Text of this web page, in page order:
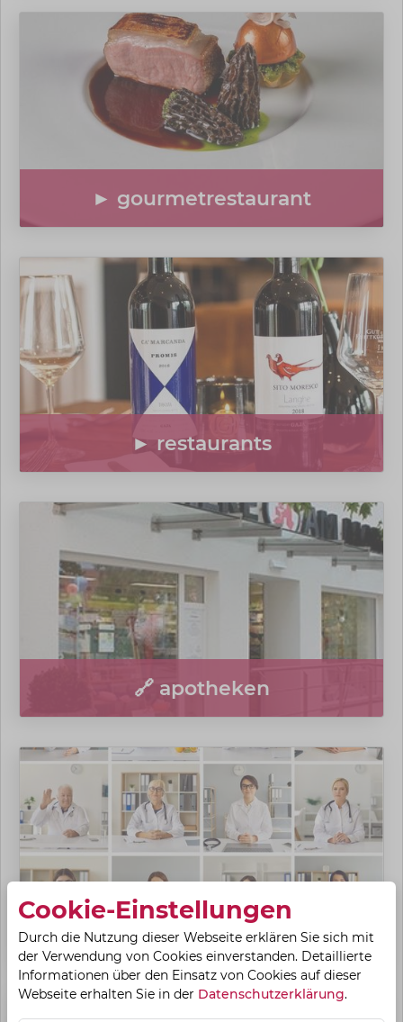
► gourmetrestaurant
► restaurants
🔗 apotheken
🔗 ärzte
Cookie-Einstellungen
Durch die Nutzung dieser Webseite erklären Sie sich mit
der Verwendung von Cookies einverstanden. Detaillierte
Informationen über den Einsatz von Cookies auf dieser
Webseite erhalten Sie in der Datenschutzerklärung.